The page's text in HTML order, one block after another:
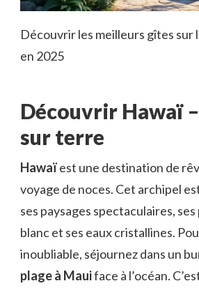
Découvrir les meilleurs gîtes sur
en 2025
Découvrir Hawaï
sur terre
Hawaïest une destination de
voyage de noces. Cet archipel
ses paysages spectaculaires, ses
blanc et ses eaux cristallines.
inoubliable, séjournez dans un
plage à Mauiface à l’océan.